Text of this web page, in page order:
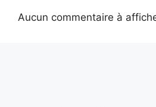
Aucun commentaire à